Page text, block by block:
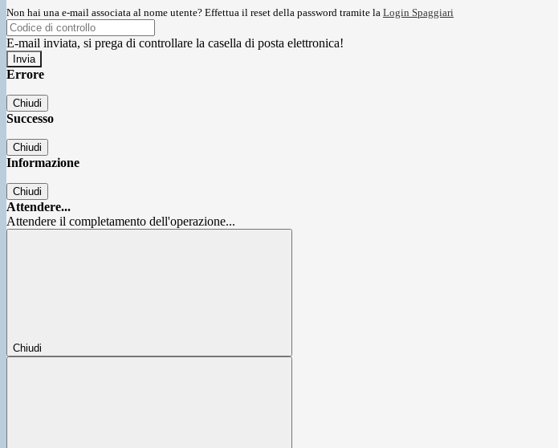
Non hai una e-mail associata al nome utente? Effettua il reset della password tramite la Login Spaggiari
E-mail inviata, si prega di controllare la casella di posta elettronica!
Errore
Chiudi
Successo
Chiudi
Informazione
Chiudi
Attendere...
Attendere il completamento dell'operazione...
Chiudi